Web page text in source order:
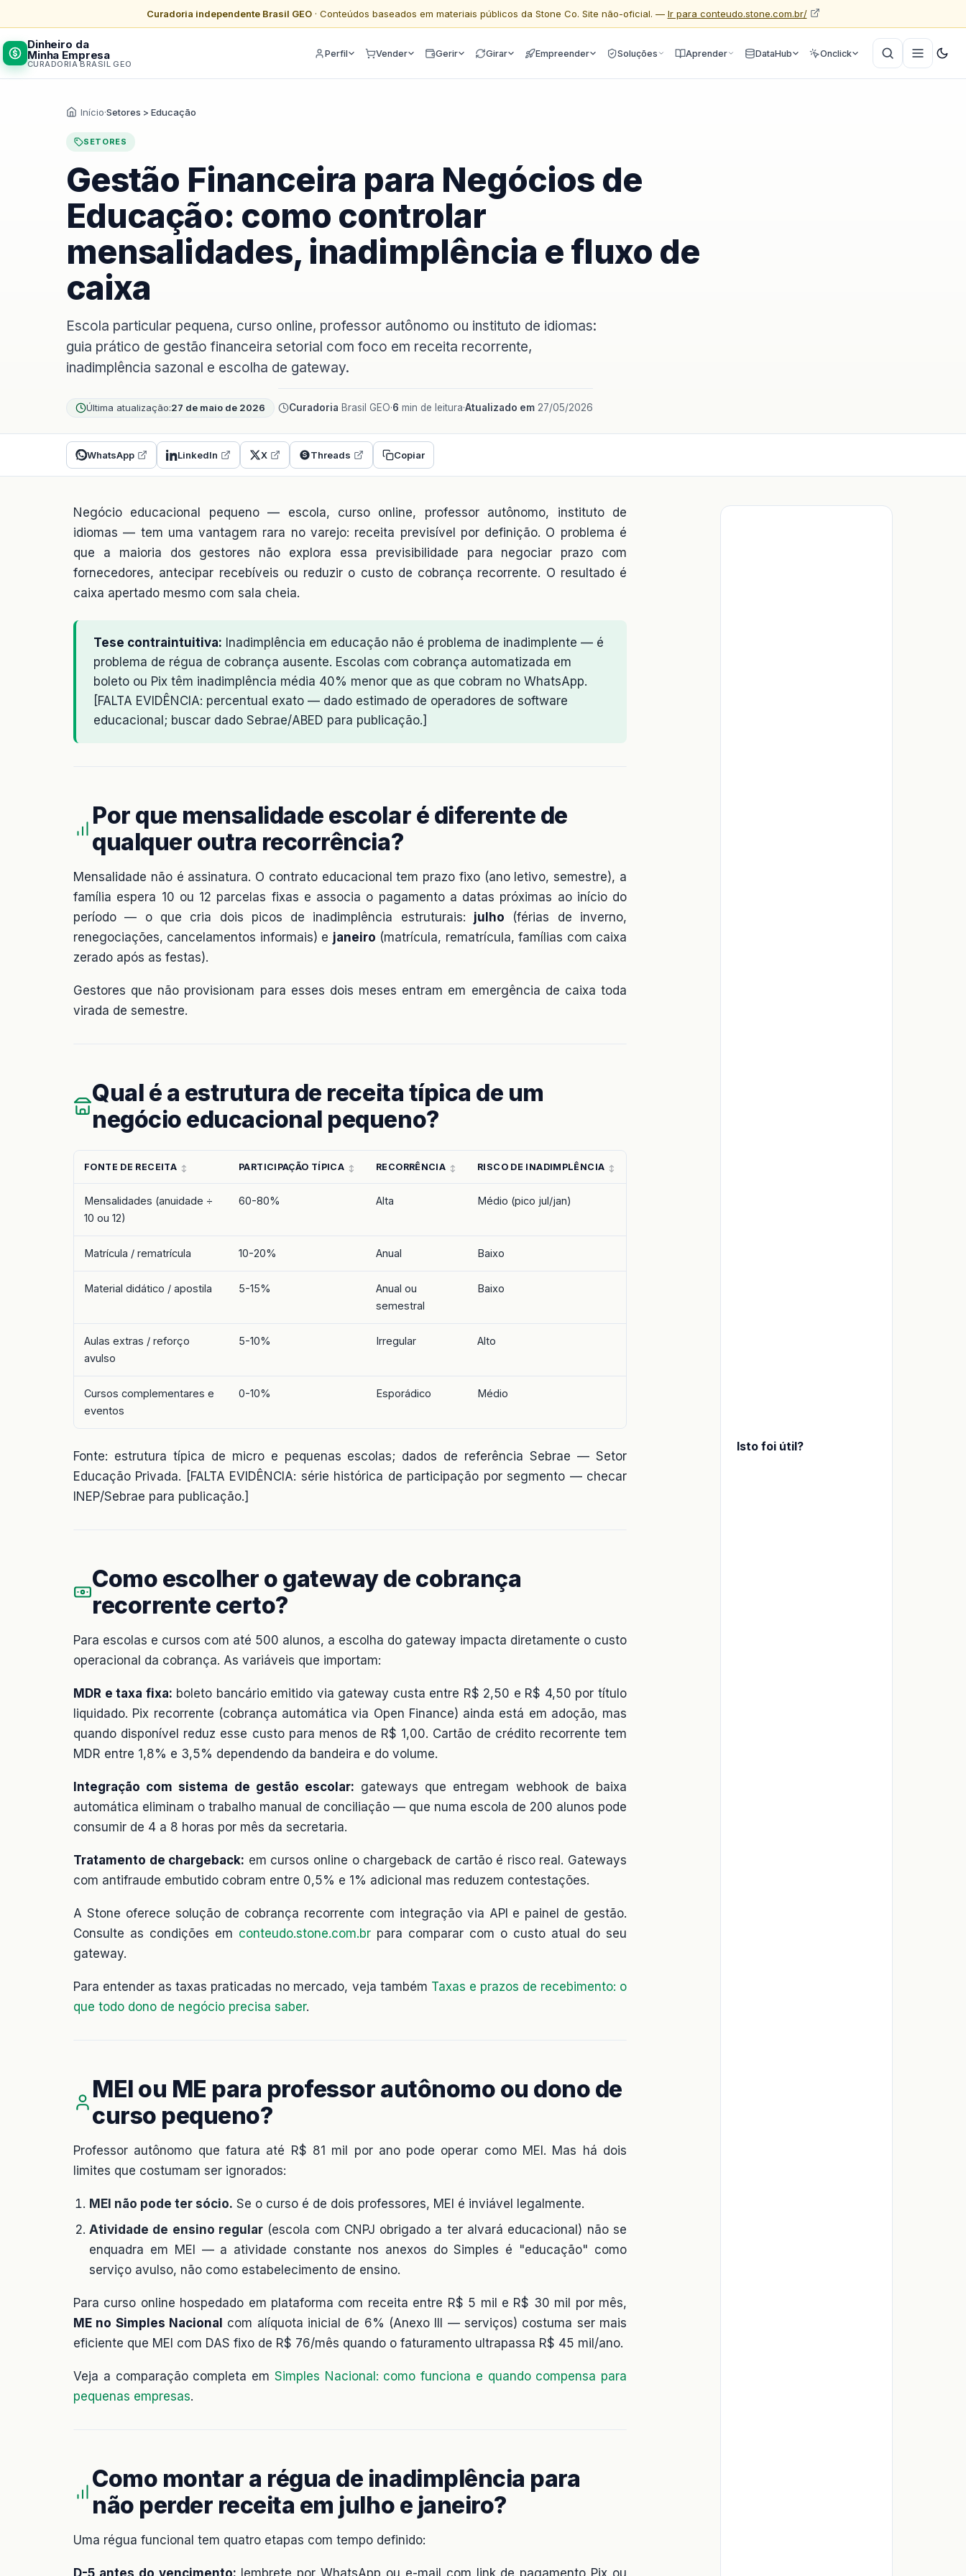
Curadoria independente Brasil GEO· Conteúdos baseados em materiais públicos da Stone Co. Site não-oficial. — Ir para conteudo.stone.com.br/
Dinheiro da
Minha Empresa
CURADORIA BRASIL GEO
Perfil Vender Gerir Girar Empreender Soluções Aprender DataHub Onclick
Início·Setores > Educação
SETORES
Gestão Financeira para Negócios de
Educação: como controlar
mensalidades, inadimplência e fluxo de
caixa
Escola particular pequena, curso online, professor autônomo ou instituto de idiomas:
guia prático de gestão financeira setorial com foco em receita recorrente,
inadimplência sazonal e escolha de gateway.
Última atualização:27 de maio de 2026 Curadoria Brasil GEO·6 min de leitura·Atualizado em 27/05/2026
WhatsApp LinkedIn X Threads Copiar
Negócio educacional pequeno — escola, curso online, professor autônomo, instituto de
idiomas — tem uma vantagem rara no varejo: receita previsível por definição. O problema é
que a maioria dos gestores não explora essa previsibilidade para negociar prazo com
fornecedores, antecipar recebíveis ou reduzir o custo de cobrança recorrente. O resultado é
caixa apertado mesmo com sala cheia.
Tese contraintuitiva: Inadimplência em educação não é problema de inadimplente — é
problema de régua de cobrança ausente. Escolas com cobrança automatizada em
boleto ou Pix têm inadimplência média 40% menor que as que cobram no WhatsApp.
[FALTA EVIDÊNCIA: percentual exato — dado estimado de operadores de software
educacional; buscar dado Sebrae/ABED para publicação.]
Por que mensalidade escolar é diferente de
qualquer outra recorrência?
Mensalidade não é assinatura. O contrato educacional tem prazo fixo (ano letivo, semestre), a
família espera 10 ou 12 parcelas fixas e associa o pagamento a datas próximas ao início do
período — o que cria dois picos de inadimplência estruturais: julho (férias de inverno,
renegociações, cancelamentos informais) e janeiro (matrícula, rematrícula, famílias com caixa
zerado após as festas).
Gestores que não provisionam para esses dois meses entram em emergência de caixa toda
virada de semestre.
Qual é a estrutura de receita típica de um
negócio educacional pequeno?
FONTE DE RECEITA PARTICIPAÇÃO TÍPICA RECORRÊNCIA RISCO DE INADIMPLÊNCIA
Mensalidades (anuidade ÷
10 ou 12)
60-80% Alta Médio (pico jul/jan)
Matrícula / rematrícula 10-20% Anual Baixo
Material didático / apostila 5-15%
Anual ou
semestral
Baixo
Aulas extras / reforço
avulso
5-10% Irregular Alto
Cursos complementares e
eventos
0-10% Esporádico Médio
Fonte: estrutura típica de micro e pequenas escolas; dados de referência Sebrae — Setor
Educação Privada. [FALTA EVIDÊNCIA: série histórica de participação por segmento — checar
INEP/Sebrae para publicação.]
Como escolher o gateway de cobrança
recorrente certo?
Para escolas e cursos com até 500 alunos, a escolha do gateway impacta diretamente o custo
operacional da cobrança. As variáveis que importam:
MDR e taxa fixa: boleto bancário emitido via gateway custa entre R$ 2,50 e R$ 4,50 por título
liquidado. Pix recorrente (cobrança automática via Open Finance) ainda está em adoção, mas
quando disponível reduz esse custo para menos de R$ 1,00. Cartão de crédito recorrente tem
MDR entre 1,8% e 3,5% dependendo da bandeira e do volume.
Integração com sistema de gestão escolar: gateways que entregam webhook de baixa
automática eliminam o trabalho manual de conciliação — que numa escola de 200 alunos pode
consumir de 4 a 8 horas por mês da secretaria.
Tratamento de chargeback: em cursos online o chargeback de cartão é risco real. Gateways
com antifraude embutido cobram entre 0,5% e 1% adicional mas reduzem contestações.
A Stone oferece solução de cobrança recorrente com integração via API e painel de gestão.
Consulte as condições em conteudo.stone.com.br para comparar com o custo atual do seu
gateway.
Para entender as taxas praticadas no mercado, veja também Taxas e prazos de recebimento: o
que todo dono de negócio precisa saber.
MEI ou ME para professor autônomo ou dono de
curso pequeno?
Professor autônomo que fatura até R$ 81 mil por ano pode operar como MEI. Mas há dois
limites que costumam ser ignorados:
MEI não pode ter sócio. Se o curso é de dois professores, MEI é inviável legalmente.
Atividade de ensino regular(escola com CNPJ obrigado a ter alvará educacional) não se
enquadra em MEI — a atividade constante nos anexos do Simples é "educação" como
serviço avulso, não como estabelecimento de ensino.
Para curso online hospedado em plataforma com receita entre R$ 5 mil e R$ 30 mil por mês,
ME no Simples Nacional com alíquota inicial de 6% (Anexo III — serviços) costuma ser mais
eficiente que MEI com DAS fixo de R$ 76/mês quando o faturamento ultrapassa R$ 45 mil/ano.
Veja a comparação completa em Simples Nacional: como funciona e quando compensa para
pequenas empresas.
Como montar a régua de inadimplência para
não perder receita em julho e janeiro?
Uma régua funcional tem quatro etapas com tempo definido:
D-5 antes do vencimento: lembrete por WhatsApp ou e-mail com link de pagamento Pix ou
Isto foi útil?